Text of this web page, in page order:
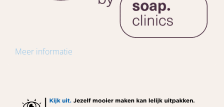
Meer informatie